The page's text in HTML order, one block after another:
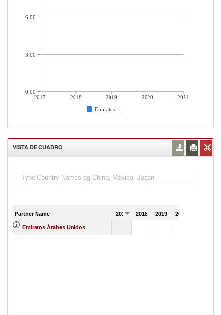
2017 2018 2019 2020
2021
Emiratos...
6.00
3.00
0.00
VISTA DE CUADRO
Partner Name 2017 2018 2019 2020
Emiratos Árabes Unidos